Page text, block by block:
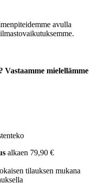
avulla
Vastaamme mielellämme
alkaen 79,90 €
tilauksen mukana